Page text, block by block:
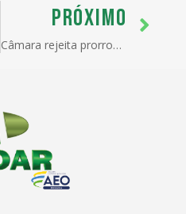
PRÓXIMO
Câmara rejeita prorrogar lista de exceções à TEC